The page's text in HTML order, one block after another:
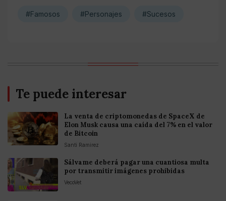
#Famosos #Personajes #Sucesos
Te puede interesar
La venta de criptomonedas de SpaceX de
Elon Musk causa una caída del 7% en el valor
de Bitcoin
Santi Ramirez
Sálvame deberá pagar una cuantiosa multa
por transmitir imágenes prohibidas
VecoVet